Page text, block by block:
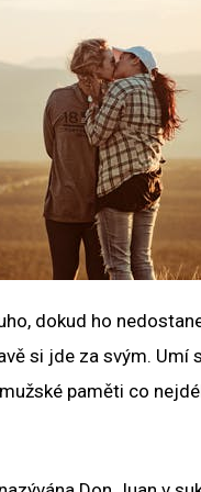
dokud ho
si jde za svým.
paměti co